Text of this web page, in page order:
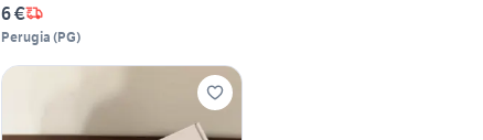
6 €
Perugia (PG)